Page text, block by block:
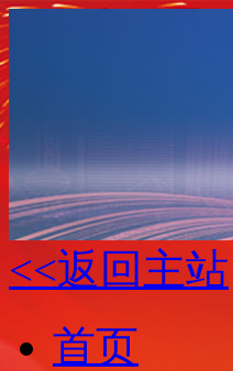
<<返回主站
首页